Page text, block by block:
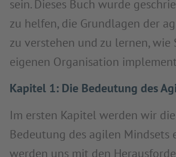
sein. Dieses Buch wurde
zu helfen, die Grundlagen der
zu verstehen und zu lernen, wie
eigenen Organisation
Kapitel 1: Die Bedeutung des
Im ersten Kapitel werden wir
Bedeutung des agilen Mindsets
werden uns mit den